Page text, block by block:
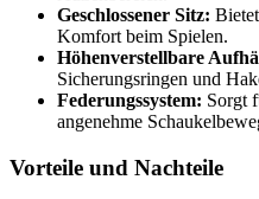
Geschlossener Sitz:
Komfort beim Spielen.
Höhenverstellbare
Sicherungsringen und
Federungssystem: Sorgt
angenehme
Vorteile und Nachteile